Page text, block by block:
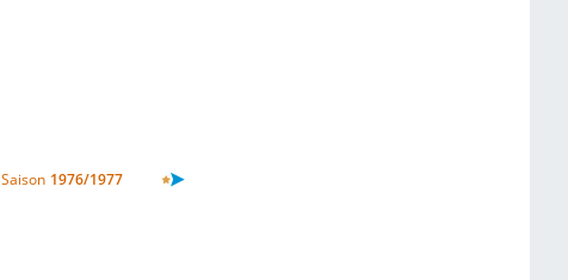
Saison 1976/1977